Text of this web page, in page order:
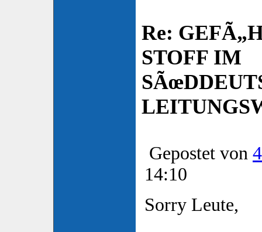
Re:
STOFF IM
Gepostet von
14:10
Sorry Leute,